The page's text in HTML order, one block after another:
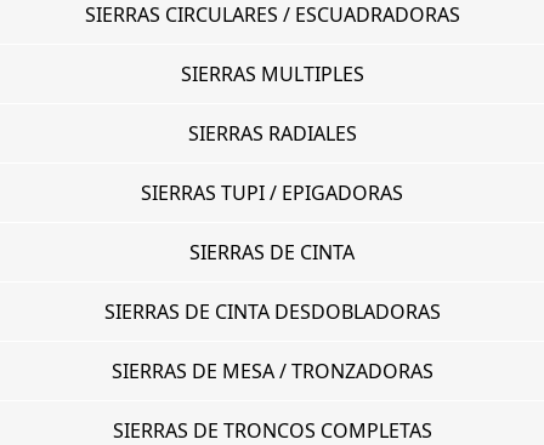
SIERRAS CIRCULARES / ESCUADRADORAS
SIERRAS MULTIPLES
SIERRAS RADIALES
SIERRAS TUPI / EPIGADORAS
SIERRAS DE CINTA
SIERRAS DE CINTA DESDOBLADORAS
SIERRAS DE MESA / TRONZADORAS
SIERRAS DE TRONCOS COMPLETAS